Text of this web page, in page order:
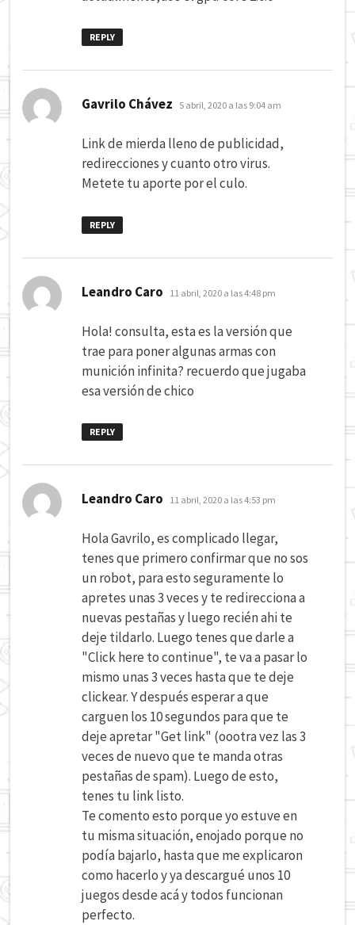
REPLY
Gavrilo Chávez dice:
5 abril, 2020 a las 9:04 am
Link de mierda lleno de publicidad,
redirecciones y cuanto otro virus.
Metete tu aporte por el culo.
REPLY
Leandro Caro dice:
11 abril, 2020 a las 4:48 pm
Hola! consulta, esta es la versión que
trae para poner algunas armas con
munición infinita? recuerdo que jugaba
esa versión de chico
REPLY
Leandro Caro dice:
11 abril, 2020 a las 4:53 pm
Hola Gavrilo, es complicado llegar,
tenes que primero confirmar que no sos
un robot, para esto seguramente lo
apretes unas 3 veces y te redirecciona a
nuevas pestañas y luego recién ahi te
deje tildarlo. Luego tenes que darle a
"Click here to continue", te va a pasar lo
mismo unas 3 veces hasta que te deje
clickear. Y después esperar a que
carguen los 10 segundos para que te
deje apretar "Get link" (oootra vez las 3
veces de nuevo que te manda otras
pestañas de spam). Luego de esto,
tenes tu link listo.
Te comento esto porque yo estuve en
tu misma situación, enojado porque no
podía bajarlo, hasta que me explicaron
como hacerlo y ya descargué unos 10
juegos desde acá y todos funcionan
perfecto.